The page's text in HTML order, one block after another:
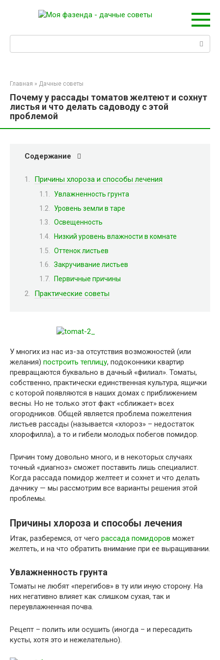
Главная » Дачные советы
Почему у рассады томатов желтеют и сохнут
листья и что делать садоводу с этой
проблемой
Содержание
Причины хлороза и способы лечения
Увлажненность грунта
Уровень земли в таре
Освещенность
Низкий уровень влажности в комнате
Оттенок листьев
Закручивание листьев
Первичные причины
Практические советы
У многих из нас из-за отсутствия возможностей (или
желания) построить теплицу, подоконники квартир
превращаются буквально в дачный «филиал». Томаты,
собственно, практически единственная культура, ящички
с которой появляются в наших домах с приближением
весны. Но не только этот факт «сближает» всех
огородников. Общей является проблема пожелтения
листьев рассады (называется «хлороз» – недостаток
хлорофилла), а то и гибели молодых побегов помидор.
Причин тому довольно много, и в некоторых случаях
точный «диагноз» сможет поставить лишь специалист.
Когда рассада помидор желтеет и сохнет и что делать
дачнику — мы рассмотрим все варианты решения этой
проблемы.
Причины хлороза и способы лечения
Итак, разберемся, от чего рассада помидоров может
желтеть, и на что обратить внимание при ее выращивании.
Увлажненность грунта
Томаты не любят «перегибов» в ту или иную сторону. На
них негативно влияет как слишком сухая, так и
переувлажненная почва.
Рецепт – полить или осушить (иногда – и пересадить
кусты, хотя это и нежелательно).